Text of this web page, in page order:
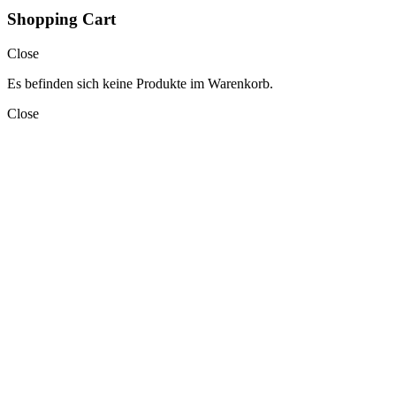
Shopping Cart
Close
Es befinden sich keine Produkte im Warenkorb.
Close